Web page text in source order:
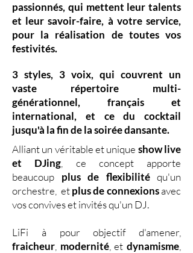
passionnés, qui mettent leur talents
et leursavoir-faire, à votre service,
pour la réalisation de toutes vos
festivités.
3 styles, 3 voix, qui couvrent un
vaste répertoire multi-
générationnel,
français et
international, et ce du cocktail
jusqu'à la fin de la soirée dansante.
Alliant un véritable et unique show live
et DJing
ce concept apporte
beaucoup plus de flexibilitéqu'un
orchestre, etplus de connexionsavec
vos convives et invités qu'un DJ.
LiFi à pour objectif d'amener,
fraicheur modernité, etdynamisme